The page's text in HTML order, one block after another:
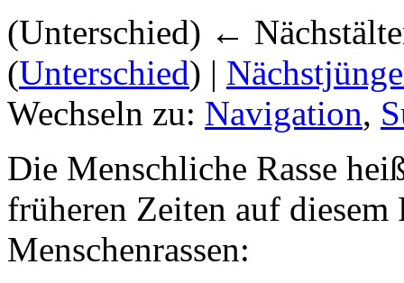
(Unterschied) ←
(Unterschied) |
Wechseln zu: Navigation,
Die Menschliche Rasse
früheren Zeiten auf diesem
Menschenrassen: